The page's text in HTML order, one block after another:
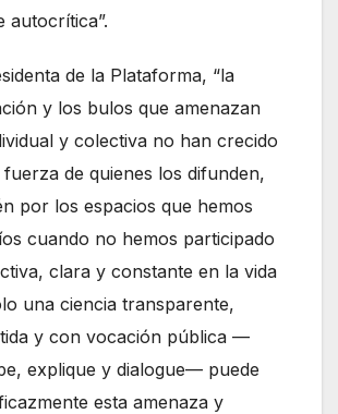
autocrítica”.
de la Plataforma, “la
y los bulos que amenazan
y colectiva no han crecido
de quienes los difunden,
por los espacios que hemos
cuando no hemos participado
clara y constante en la vida
una ciencia transparente,
y con vocación pública —
explique y dialogue— puede
esta amenaza y